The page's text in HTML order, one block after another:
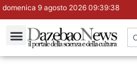
domenica 9 agosto 2026 09:39:38